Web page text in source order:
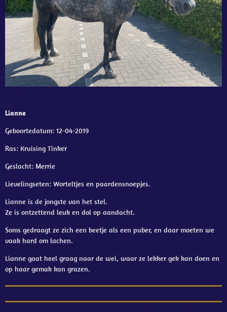
Lianne
Geboortedatum: 12-04-2019
Ras: Kruising Tinker
Geslacht: Merrie
Lievelingseten: Worteltjes en paardensnoepjes.
Lianne is de jongste van het stel.
Ze is ontzettend leuk en dol op aandacht.
Soms gedraagt ze zich een beetje als een puber, en daar moeten we
vaak hard om lachen.
Lianne gaat heel graag naar de wei, waar ze lekker gek kan doen en
op haar gemak kan grazen.